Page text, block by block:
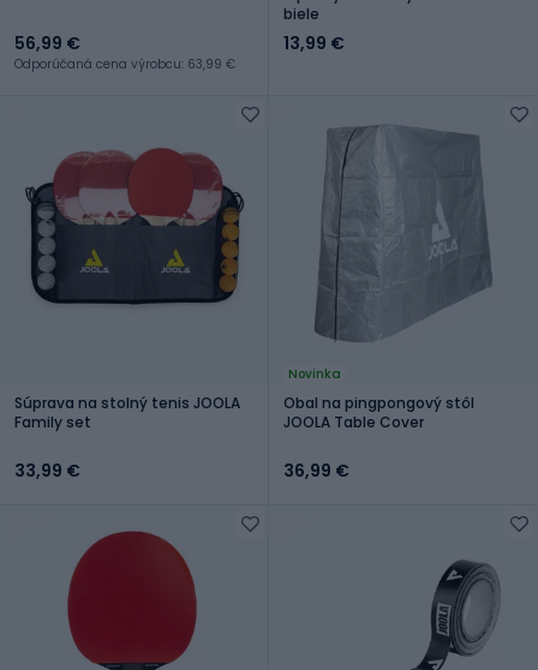
56,99 €
Odporúčaná cena výrobcu: 63,99 €
biele
13,99 €
Súprava na stolný tenis JOOLA
Family set
33,99 €
Novinka
Obal na pingpongový stôl
JOOLA Table Cover
36,99 €